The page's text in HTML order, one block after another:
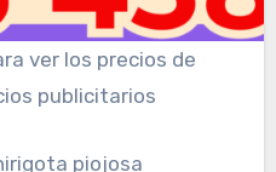
ver los precios de
publicitarios
piojosa